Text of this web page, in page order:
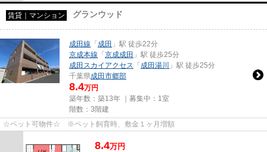
賃貸｜マンション グランウッド
成田線 「成田 」駅 徒歩22分
京成本線 「京成成田 」駅 徒歩25分
成田スカイアクセス
「成田湯川
」駅 徒歩25分
千葉県成田市郷部
8.4万円
築年数：築13年 ｜募集中： 1室
階数：3階建
☆ペット可物件☆ ※ペット飼育時、敷金１ヶ月増額
8.4万円